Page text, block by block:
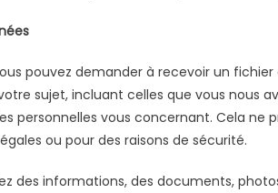
pouvez demander à recevoir un
sujet, incluant celles que vous nous
personnelles vous concernant. Cela ne
ou pour des raisons de sécurité.
des informations, des documents,